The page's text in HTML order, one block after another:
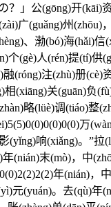
」公(gōng)开(kāi)
广(guǎng)州
、渤(bó)海(hǎi)
(gè)人(rén)提(tí)供
(róng)注(zhù)册(cè)
(xiāng)关(guān)负
略(lüè)调(tiáo)整
万
(yǐng)响(xiǎng)。”
(nián)末(mò)，中
年(nián)
元(yuán)。去(qù)